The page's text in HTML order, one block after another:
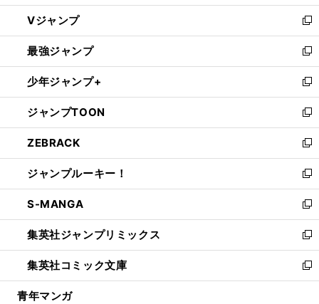
ウ
ィ
ン
ド
ウ
で
開
く
し
い
ウ
ィ
ン
ド
ウ
で
開
く
Vジャンプ
新
し
い
ウ
ィ
ン
ド
ウ
で
開
く
最強ジャンプ
新
し
い
ウ
ィ
ン
ド
ウ
で
開
く
少年ジャンプ+
新
し
い
ウ
ィ
ン
ド
ウ
で
開
く
ジャンプTOON
新
し
い
ウ
ィ
ン
ド
ウ
で
開
く
ZEBRACK
新
し
い
ウ
ィ
ン
ド
ウ
で
開
ジャンプルーキー！
新
し
い
ウ
ィ
ン
ド
ウ
S-MANGA
新
し
い
ウ
ィ
ン
集英社ジャンプリミックス
新
し
い
ウ
集英社コミック文庫
新
し
青年マンガ